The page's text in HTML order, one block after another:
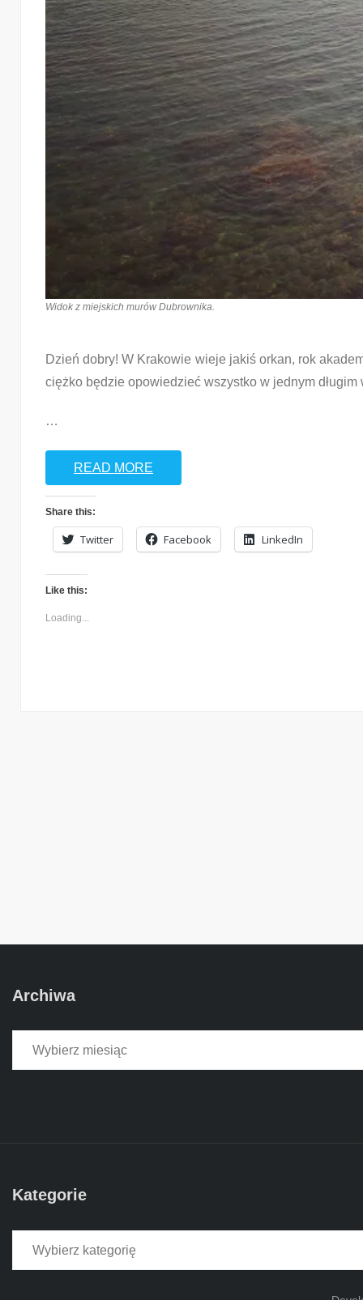
Widok z miejskich murów Dubrownika.
Dzień dobry! W Krakowie wieje jakiś orkan, rok
ciężko będzie opowiedzieć wszystko w jednym długim
…
READ MORE
Share this:
Twitter Facebook LinkedIn
Like this:
Loading...
Archiwa
Kategorie
Kategorie